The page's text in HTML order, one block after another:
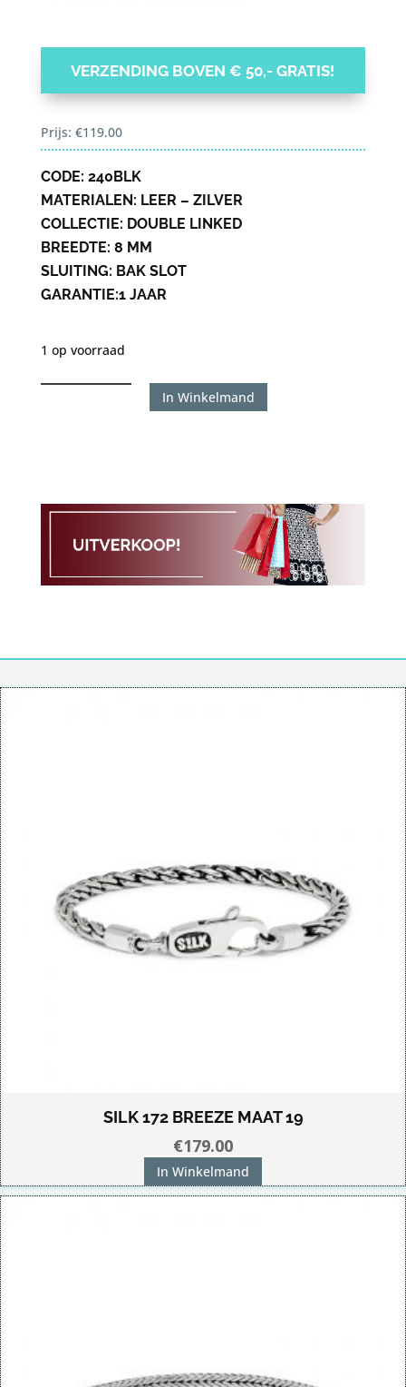
VERZENDING BOVEN € 50,- GRATIS!
Prijs: €119.00
CODE: 240BLK
MATERIALEN: LEER – ZILVER
COLLECTIE: DOUBLE LINKED
BREEDTE: 8 MM
SLUITING: BAK SLOT
GARANTIE:1 JAAR
1 op voorraad
21
In Winkelmand
SILK 172 BREEZE MAAT 19
€179.00
In Winkelmand